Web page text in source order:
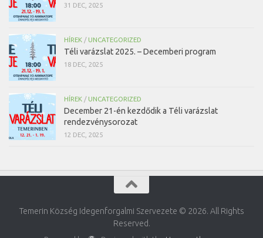
31 DEC, 2025
HÍREK / UNCATEGORIZED
Téli varázslat 2025. – Decemberi program
18 DEC, 2025
HÍREK / UNCATEGORIZED
December 21-én kezdődik a Téli varázslat
rendezvénysorozat
12 DEC, 2025
Temerin Község Idegenforgalmi Szervezete © 2026. All Rights
Reserved.